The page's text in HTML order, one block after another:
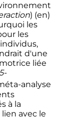
) (en)
les
les
d'une
liée
analyse
à la
avec le